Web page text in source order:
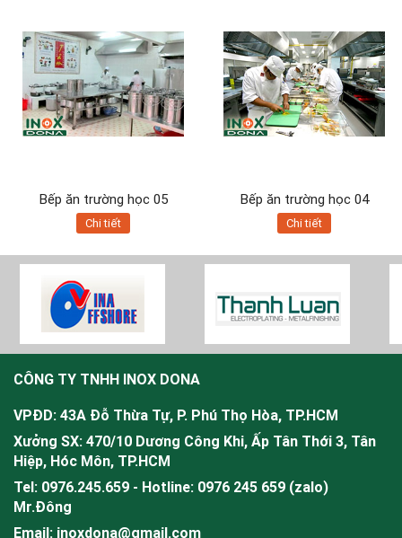
Bếp ăn trường học 05
Chi tiết
Bếp ăn trường học 04
Chi tiết
CÔNG TY TNHH INOX DONA
VPĐD: 43A Đỗ Thừa Tự, P. Phú Thọ Hòa, TP.HCM
Xưởng SX: 470/10 Dương Công Khi, Ấp Tân Thới 3, Tân
Hiệp, Hóc Môn, TP.HCM
Tel: 0976.245.659 - Hotline: 0976 245 659 (zalo)
Mr.Đông
Email: inoxdona@gmail.com